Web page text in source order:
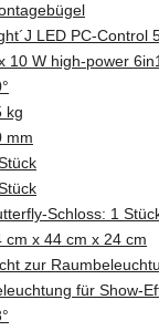
LED PC-Control
10 W high-power
kg
mm
Schloss: 1
cm x 44 cm x 24 cm
zur
für Show-